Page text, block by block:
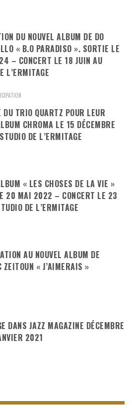
DU NOUVEL ALBUM DE DO
« B.O PARADISO ». SORTIE LE
– CONCERT LE 18 JUIN AU
L’ERMITAGE
DU TRIO QUARTZ POUR LEUR
CHROMA LE 15 DÉCEMBRE
DE L’ERMITAGE
« LES CHOSES DE LA VIE »
20 MAI 2022 – CONCERT LE 23
DE L’ERMITAGE
AU NOUVEL ALBUM DE
ZEITOUN « J’AIMERAIS »
DANS JAZZ MAGAZINE DÉCEMBRE
2021